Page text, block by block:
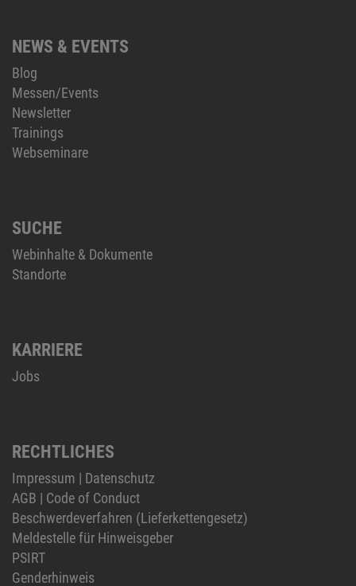
NEWS & EVENTS
Blog
Messen/Events
Newsletter
Trainings
Webseminare
SUCHE
Webinhalte & Dokumente
Standorte
KARRIERE
Jobs
RECHTLICHES
Impressum | Datenschutz
AGB | Code of Conduct
Beschwerdeverfahren (Lieferkettengesetz)
Meldestelle für Hinweisgeber
PSIRT
Genderhinweis